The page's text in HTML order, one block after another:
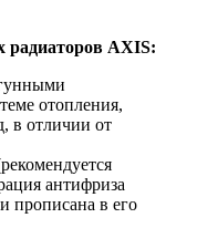
радиаторов AXIS:
отопления,
в отличии от
антифриза
прописана в его